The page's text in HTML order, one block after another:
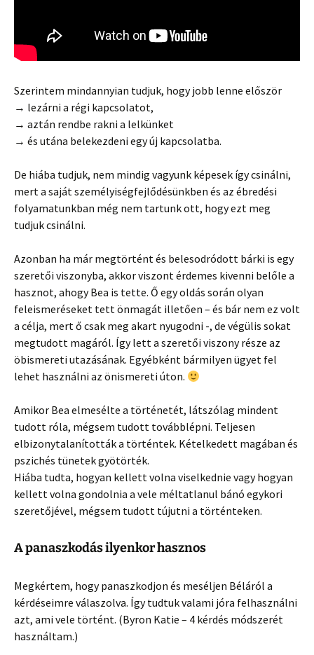
Szerintem mindannyian tudjuk, hogy jobb lenne először
→ lezárni a régi kapcsolatot,
→ aztán rendbe rakni a lelkünket
→ és utána belekezdeni egy új kapcsolatba.
De hiába tudjuk, nem mindig vagyunk képesek így csinálni,
mert a saját személyiségfejlődésünkben és az ébredési
folyamatunkban még nem tartunk ott, hogy ezt meg
tudjuk csinálni.
Azonban ha már megtörtént és belesodródott bárki is egy
szeretői viszonyba, akkor viszont érdemes kivenni belőle a
hasznot, ahogy Bea is tette. Ő egy oldás során olyan
feleismeréseket tett önmagát illetően – és bár nem ez volt
a célja, mert ő csak meg akart nyugodni -, de végülis sokat
megtudott magáról. Így lett a szeretői viszony része az
öbismereti utazásának. Egyébként bármilyen ügyet fel
lehet használni az önismereti úton.
Amikor Bea elmesélte a történetét, látszólag mindent
tudott róla, mégsem tudott továbblépni. Teljesen
elbizonytalanították a történtek. Kételkedett magában és
pszichés tünetek gyötörték.
Hiába tudta, hogyan kellett volna viselkednie vagy hogyan
kellett volna gondolnia a vele méltatlanul bánó egykori
szeretőjével, mégsem tudott tújutni a történteken.
A panaszkodás ilyenkor hasznos
Megkértem, hogy panaszkodjon és meséljen Béláról a
kérdéseimre válaszolva. Így tudtuk valami jóra felhasználni
azt, ami vele történt. (Byron Katie – 4 kérdés módszerét
használtam.)